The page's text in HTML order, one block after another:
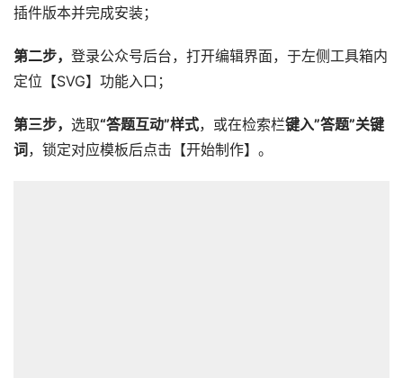
插件版本并完成安装；
第二步， 登录公众号后台，打开编辑界面，于左侧工具箱内
定位【SVG】功能入口；
第三步， 选取“答题互动”样式，或在检索栏键入”答题”关键
词 ，锁定对应模板后点击【开始制作】。